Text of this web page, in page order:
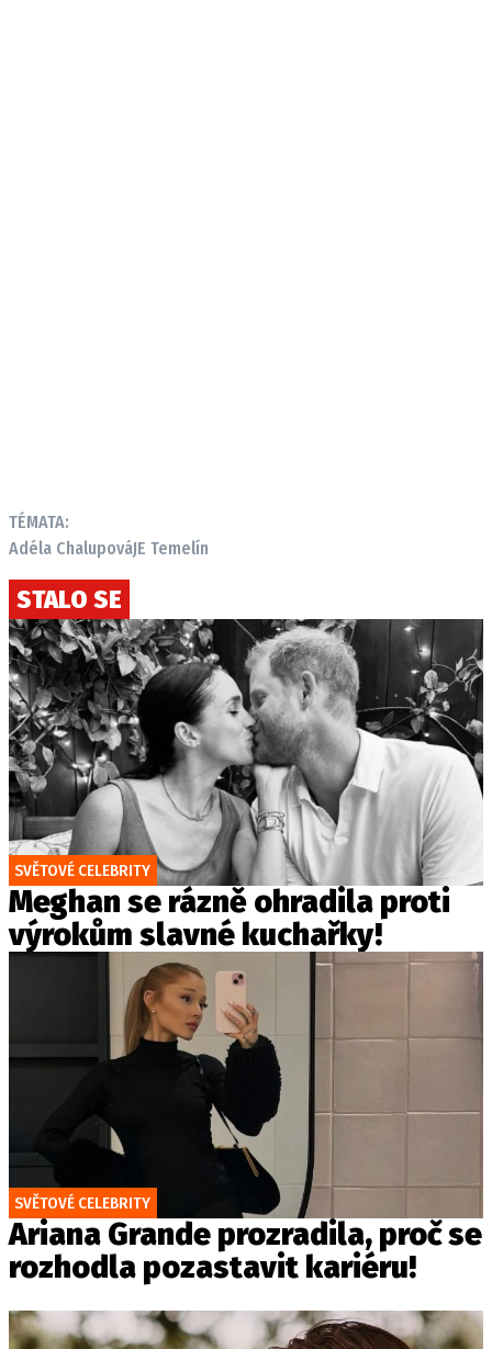
TÉMATA:
Adéla ChalupováJE Temelín
STALO SE
SVĚTOVÉ CELEBRITY
Meghan se rázně ohradila proti
výrokům slavné kuchařky!
SVĚTOVÉ CELEBRITY
Ariana Grande prozradila, proč se
rozhodla pozastavit kariéru!